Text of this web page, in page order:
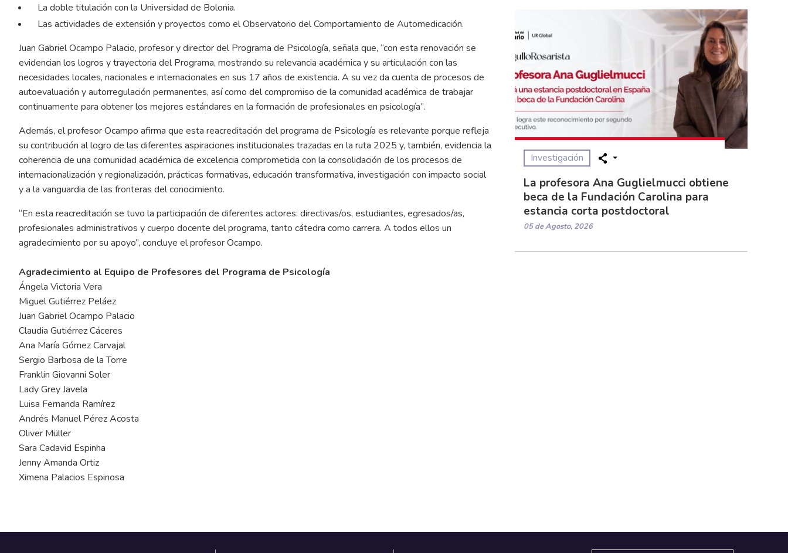
La doble titulación con la Universidad de Bolonia.
Las actividades de extensión y proyectos como el Observatorio del Comportamiento de Automedicación.
Juan Gabriel Ocampo Palacio, profesor y director del Programa de Psicología, señala que, “con esta renovación se
evidencian los logros y trayectoria del Programa, mostrando su relevancia académica y su articulación con las
necesidades locales, nacionales e internacionales en sus 17 años de existencia. A su vez da cuenta de procesos de
autoevaluación y autorregulación permanentes, así como del compromiso de la comunidad académica de trabajar
continuamente para obtener los mejores estándares en la formación de profesionales en psicología”.
Además, el profesor Ocampo afirma que esta reacreditación del programa de Psicología es relevante porque refleja
su contribución al logro de las diferentes aspiraciones institucionales trazadas en la ruta 2025 y, también, evidencia la
coherencia de una comunidad académica de excelencia comprometida con la consolidación de los procesos de
internacionalización y regionalización, prácticas formativas, educación transformativa, investigación con impacto social
y a la vanguardia de las fronteras del conocimiento.
“En esta reacreditación se tuvo la participación de diferentes actores: directivas/os, estudiantes, egresados/as,
profesionales administrativos y cuerpo docente del programa, tanto cátedra como carrera. A todos ellos un
agradecimiento por su apoyo”, concluye el profesor Ocampo.
Agradecimiento al Equipo de Profesores del Programa de Psicología
Ángela Victoria Vera
Miguel Gutiérrez Peláez
Juan Gabriel Ocampo Palacio
Claudia Gutiérrez Cáceres
Ana María Gómez Carvajal
Sergio Barbosa de la Torre
Franklin Giovanni Soler
Lady Grey Javela
Luisa Fernanda Ramírez
Andrés Manuel Pérez Acosta
Oliver Müller
Sara Cadavid Espinha
Jenny Amanda Ortiz
Ximena Palacios Espinosa
Investigación
La profesora Ana Guglielmucci obtiene
beca de la Fundación Carolina para
estancia corta postdoctoral
05 de Agosto, 2026